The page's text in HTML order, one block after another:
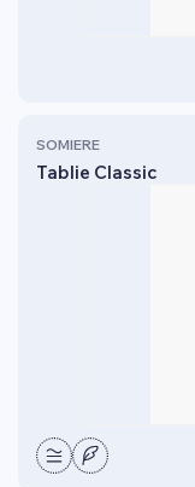
SOMIERE
Tablie Classic